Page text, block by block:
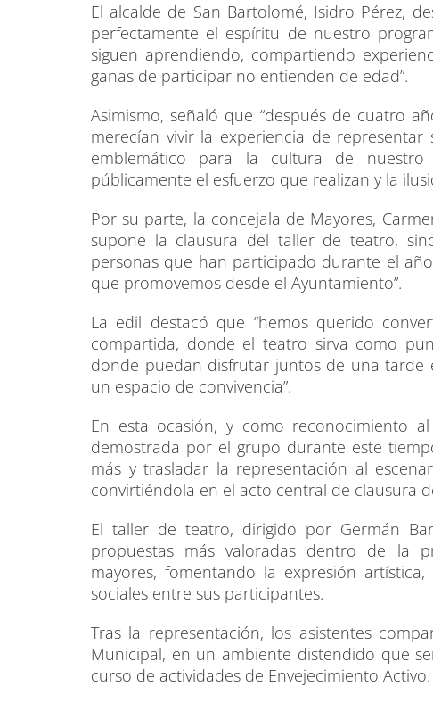
El alcalde de San Bartolomé, Isidro Pérez,
perfectamente el espíritu de nuestro
siguen aprendiendo, compartiendo
ganas de participar no entienden de edad”.
Asimismo, señaló que “después de cuatro
merecían vivir la experiencia de
emblemático para la cultura de
públicamente el esfuerzo que realizan y la
Por su parte, la concejala de Mayores,
supone la clausura del taller de teatro,
personas que han participado durante el
que promovemos desde el Ayuntamiento”.
La edil destacó que “hemos querido
compartida, donde el teatro sirva como
donde puedan disfrutar juntos de una
un espacio de convivencia”.
En esta ocasión, y como reconocimiento
demostrada por el grupo durante este
más y trasladar la representación al
convirtiéndola en el acto central de clausura
El taller de teatro, dirigido por Germán
propuestas más valoradas dentro de la
mayores, fomentando la expresión
sociales entre sus participantes.
Tras la representación, los asistentes
Municipal, en un ambiente distendido que
curso de actividades de Envejecimiento Activo.